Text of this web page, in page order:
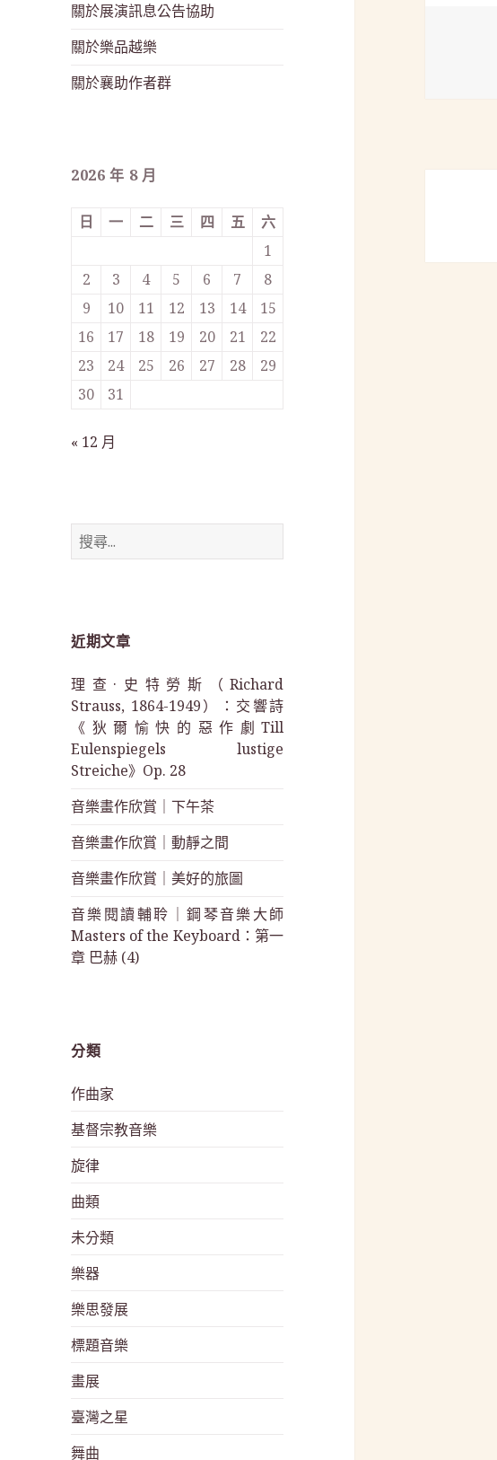
關於展演訊息公告協助
關於樂品越樂
關於襄助作者群
2026 年 8 月
日 一 二 三 四 五
六
1
2
3 4 5 6 7
8
9
10 11 12 13 14
15
16
17 18 19 20 21
22
23
24 25 26 27 28
29
30
31
« 12 月
搜
尋
近期文章
理查·史特勞斯（Richard
Strauss, 1864-1949）：交響詩
《狄爾愉快的惡作劇Till
Eulenspiegels lustige
Streiche》Op. 28
音樂畫作欣賞｜下午茶
音樂畫作欣賞｜動靜之間
音樂畫作欣賞｜美好的旅圖
音樂閱讀輔聆｜鋼琴音樂大師
Masters of the Keyboard：第一
章 巴赫 (4)
分類
作曲家
基督宗教音樂
旋律
曲類
未分類
樂器
樂思發展
標題音樂
畫展
臺灣之星
舞曲